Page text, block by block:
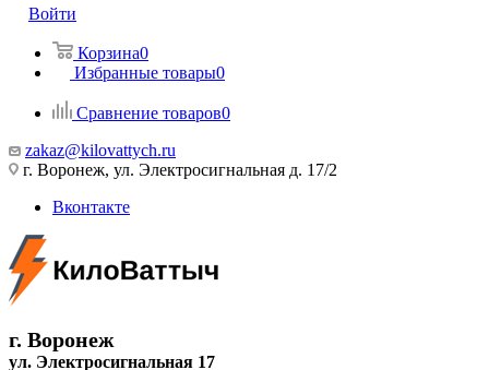
Войти
Корзина0
Избранные товары0
Сравнение товаров0
zakaz@kilovattych.ru
г. Воронеж, ул. Электросигнальная д. 17/2
Вконтакте
г. Воронеж
ул. Электросигнальная 17